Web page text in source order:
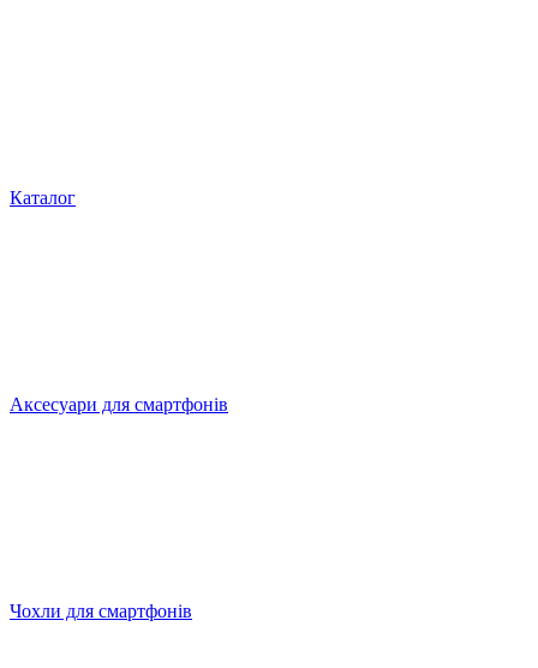
Каталог
Аксесуари для смартфонів
Чохли для смартфонів